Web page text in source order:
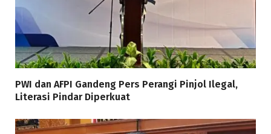
PWI dan AFPI Gandeng Pers Perangi Pinjol Ilegal,
Literasi Pindar Diperkuat